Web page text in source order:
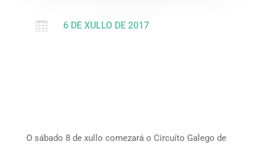
 6 DE XULLO DE 2017
O sábado 8 de xullo comezará o Circuíto Galego de